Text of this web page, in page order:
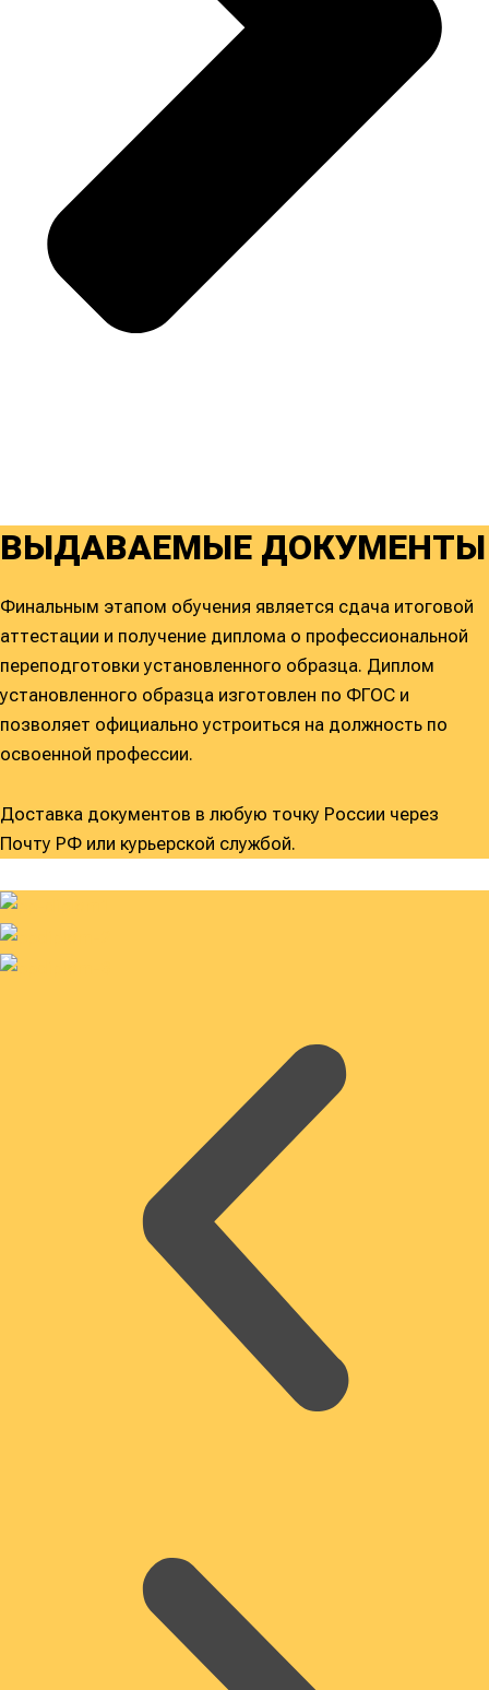
ВЫДАВАЕМЫЕ ДОКУМЕНТЫ
Финальным этапом обучения является сдача итоговой
аттестации и получение диплома о профессиональной
переподготовки установленного образца. Диплом
установленного образца изготовлен по ФГОС и
позволяет официально устроиться на должность по
освоенной профессии.
Доставка документов в любую точку России через
Почту РФ или курьерской службой.